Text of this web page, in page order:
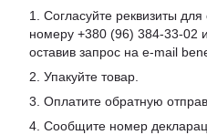
1. Согласуйте реквизиты
номеру +380 (96) 384-33-02
оставив запрос на e-mail
2. Упакуйте товар.
3. Оплатите обратную
4. Сообщите номер